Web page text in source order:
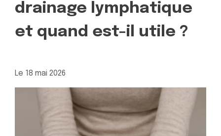
drainage lymphatique
et quand est-il utile ?
Le 18 mai 2026